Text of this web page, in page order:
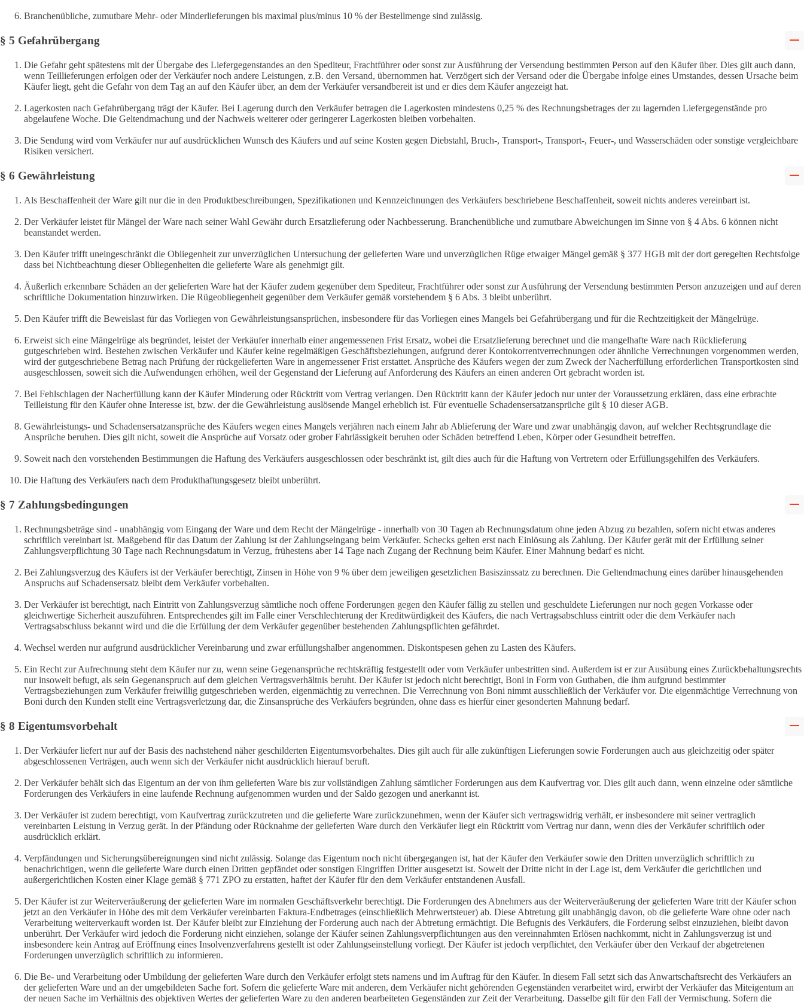
Branchenübliche, zumutbare Mehr- oder Minderlieferungen bis maximal plus/minus 10 % der Bestellmenge sind zulässig.
§ 5 Gefahrübergang
Die Gefahr geht spätestens mit der Übergabe des Liefergegenstandes an den Spediteur, Frachtführer oder sonst zur Ausführung der Versendung bestimmten Person auf den Käufer über. Dies gilt auch dann,
wenn Teillieferungen erfolgen oder der Verkäufer noch andere Leistungen, z.B. den Versand, übernommen hat. Verzögert sich der Versand oder die Übergabe infolge eines Umstandes, dessen Ursache beim
Käufer liegt, geht die Gefahr von dem Tag an auf den Käufer über, an dem der Verkäufer versandbereit ist und er dies dem Käufer angezeigt hat.
Lagerkosten nach Gefahrübergang trägt der Käufer. Bei Lagerung durch den Verkäufer betragen die Lagerkosten mindestens 0,25 % des Rechnungsbetrages der zu lagernden Liefergegenstände pro
abgelaufene Woche. Die Geltendmachung und der Nachweis weiterer oder geringerer Lagerkosten bleiben vorbehalten.
Die Sendung wird vom Verkäufer nur auf ausdrücklichen Wunsch des Käufers und auf seine Kosten gegen Diebstahl, Bruch-, Transport-, Transport-, Feuer-, und Wasserschäden oder sonstige vergleichbare
Risiken versichert.
§ 6 Gewährleistung
Als Beschaffenheit der Ware gilt nur die in den Produktbeschreibungen, Spezifikationen und Kennzeichnungen des Verkäufers beschriebene Beschaffenheit, soweit nichts anderes vereinbart ist.
Der Verkäufer leistet für Mängel der Ware nach seiner Wahl Gewähr durch Ersatzlieferung oder Nachbesserung. Branchenübliche und zumutbare Abweichungen im Sinne von § 4 Abs. 6 können nicht
beanstandet werden.
Den Käufer trifft uneingeschränkt die Obliegenheit zur unverzüglichen Untersuchung der gelieferten Ware und unverzüglichen Rüge etwaiger Mängel gemäß § 377 HGB mit der dort geregelten Rechtsfolge
dass bei Nichtbeachtung dieser Obliegenheiten die gelieferte Ware als genehmigt gilt.
Äußerlich erkennbare Schäden an der gelieferten Ware hat der Käufer zudem gegenüber dem Spediteur, Frachtführer oder sonst zur Ausführung der Versendung bestimmten Person anzuzeigen und auf deren
schriftliche Dokumentation hinzuwirken. Die Rügeobliegenheit gegenüber dem Verkäufer gemäß vorstehendem § 6 Abs. 3 bleibt unberührt.
Den Käufer trifft die Beweislast für das Vorliegen von Gewährleistungsansprüchen, insbesondere für das Vorliegen eines Mangels bei Gefahrübergang und für die Rechtzeitigkeit der Mängelrüge.
Erweist sich eine Mängelrüge als begründet, leistet der Verkäufer innerhalb einer angemessenen Frist Ersatz, wobei die Ersatzlieferung berechnet und die mangelhafte Ware nach Rücklieferung
gutgeschrieben wird. Bestehen zwischen Verkäufer und Käufer keine regelmäßigen Geschäftsbeziehungen, aufgrund derer Kontokorrentverrechnungen oder ähnliche Verrechnungen vorgenommen werden,
wird der gutgeschriebene Betrag nach Prüfung der rückgelieferten Ware in angemessener Frist erstattet. Ansprüche des Käufers wegen der zum Zweck der Nacherfüllung erforderlichen Transportkosten sind
ausgeschlossen, soweit sich die Aufwendungen erhöhen, weil der Gegenstand der Lieferung auf Anforderung des Käufers an einen anderen Ort gebracht worden ist.
Bei Fehlschlagen der Nacherfüllung kann der Käufer Minderung oder Rücktritt vom Vertrag verlangen. Den Rücktritt kann der Käufer jedoch nur unter der Voraussetzung erklären, dass eine erbrachte
Teilleistung für den Käufer ohne Interesse ist, bzw. der die Gewährleistung auslösende Mangel erheblich ist. Für eventuelle Schadensersatzansprüche gilt § 10 dieser AGB.
Gewährleistungs- und Schadensersatzansprüche des Käufers wegen eines Mangels verjähren nach einem Jahr ab Ablieferung der Ware und zwar unabhängig davon, auf welcher Rechtsgrundlage die
Ansprüche beruhen. Dies gilt nicht, soweit die Ansprüche auf Vorsatz oder grober Fahrlässigkeit beruhen oder Schäden betreffend Leben, Körper oder Gesundheit betreffen.
Soweit nach den vorstehenden Bestimmungen die Haftung des Verkäufers ausgeschlossen oder beschränkt ist, gilt dies auch für die Haftung von Vertretern oder Erfüllungsgehilfen des Verkäufers.
Die Haftung des Verkäufers nach dem Produkthaftungsgesetz bleibt unberührt.
§ 7 Zahlungsbedingungen
Rechnungsbeträge sind - unabhängig vom Eingang der Ware und dem Recht der Mängelrüge - innerhalb von 30 Tagen ab Rechnungsdatum ohne jeden Abzug zu bezahlen, sofern nicht etwas anderes
schriftlich vereinbart ist. Maßgebend für das Datum der Zahlung ist der Zahlungseingang beim Verkäufer. Schecks gelten erst nach Einlösung als Zahlung. Der Käufer gerät mit der Erfüllung seiner
Zahlungsverpflichtung 30 Tage nach Rechnungsdatum in Verzug, frühestens aber 14 Tage nach Zugang der Rechnung beim Käufer. Einer Mahnung bedarf es nicht.
Bei Zahlungsverzug des Käufers ist der Verkäufer berechtigt, Zinsen in Höhe von 9 % über dem jeweiligen gesetzlichen Basiszinssatz zu berechnen. Die Geltendmachung eines darüber hinausgehenden
Anspruchs auf Schadensersatz bleibt dem Verkäufer vorbehalten.
Der Verkäufer ist berechtigt, nach Eintritt von Zahlungsverzug sämtliche noch offene Forderungen gegen den Käufer fällig zu stellen und geschuldete Lieferungen nur noch gegen Vorkasse oder
gleichwertige Sicherheit auszuführen. Entsprechendes gilt im Falle einer Verschlechterung der Kreditwürdigkeit des Käufers, die nach Vertragsabschluss eintritt oder die dem Verkäufer nach
Vertragsabschluss bekannt wird und die die Erfüllung der dem Verkäufer gegenüber bestehenden Zahlungspflichten gefährdet.
Wechsel werden nur aufgrund ausdrücklicher Vereinbarung und zwar erfüllungshalber angenommen. Diskontspesen gehen zu Lasten des Käufers.
Ein Recht zur Aufrechnung steht dem Käufer nur zu, wenn seine Gegenansprüche rechtskräftig festgestellt oder vom Verkäufer unbestritten sind. Außerdem ist er zur Ausübung eines Zurückbehaltungsrechts
nur insoweit befugt, als sein Gegenanspruch auf dem gleichen Vertragsverhältnis beruht. Der Käufer ist jedoch nicht berechtigt, Boni in Form von Guthaben, die ihm aufgrund bestimmter
Vertragsbeziehungen zum Verkäufer freiwillig gutgeschrieben werden, eigenmächtig zu verrechnen. Die Verrechnung von Boni nimmt ausschließlich der Verkäufer vor. Die eigenmächtige Verrechnung von
Boni durch den Kunden stellt eine Vertragsverletzung dar, die Zinsansprüche des Verkäufers begründen, ohne dass es hierfür einer gesonderten Mahnung bedarf.
§ 8 Eigentumsvorbehalt
Der Verkäufer liefert nur auf der Basis des nachstehend näher geschilderten Eigentumsvorbehaltes. Dies gilt auch für alle zukünftigen Lieferungen sowie Forderungen auch aus gleichzeitig oder später
abgeschlossenen Verträgen, auch wenn sich der Verkäufer nicht ausdrücklich hierauf beruft.
Der Verkäufer behält sich das Eigentum an der von ihm gelieferten Ware bis zur vollständigen Zahlung sämtlicher Forderungen aus dem Kaufvertrag vor. Dies gilt auch dann, wenn einzelne oder sämtliche
Forderungen des Verkäufers in eine laufende Rechnung aufgenommen wurden und der Saldo gezogen und anerkannt ist.
Der Verkäufer ist zudem berechtigt, vom Kaufvertrag zurückzutreten und die gelieferte Ware zurückzunehmen, wenn der Käufer sich vertragswidrig verhält, er insbesondere mit seiner vertraglich
vereinbarten Leistung in Verzug gerät. In der Pfändung oder Rücknahme der gelieferten Ware durch den Verkäufer liegt ein Rücktritt vom Vertrag nur dann, wenn dies der Verkäufer schriftlich oder
ausdrücklich erklärt.
Verpfändungen und Sicherungsübereignungen sind nicht zulässig. Solange das Eigentum noch nicht übergegangen ist, hat der Käufer den Verkäufer sowie den Dritten unverzüglich schriftlich zu
benachrichtigen, wenn die gelieferte Ware durch einen Dritten gepfändet oder sonstigen Eingriffen Dritter ausgesetzt ist. Soweit der Dritte nicht in der Lage ist, dem Verkäufer die gerichtlichen und
außergerichtlichen Kosten einer Klage gemäß § 771 ZPO zu erstatten, haftet der Käufer für den dem Verkäufer entstandenen Ausfall.
Der Käufer ist zur Weiterveräußerung der gelieferten Ware im normalen Geschäftsverkehr berechtigt. Die Forderungen des Abnehmers aus der Weiterveräußerung der gelieferten Ware tritt der Käufer schon
jetzt an den Verkäufer in Höhe des mit dem Verkäufer vereinbarten Faktura-Endbetrages (einschließlich Mehrwertsteuer) ab. Diese Abtretung gilt unabhängig davon, ob die gelieferte Ware ohne oder nach
Verarbeitung weiterverkauft worden ist. Der Käufer bleibt zur Einziehung der Forderung auch nach der Abtretung ermächtigt. Die Befugnis des Verkäufers, die Forderung selbst einzuziehen, bleibt davon
unberührt. Der Verkäufer wird jedoch die Forderung nicht einziehen, solange der Käufer seinen Zahlungsverpflichtungen aus den vereinnahmten Erlösen nachkommt, nicht in Zahlungsverzug ist und
insbesondere kein Antrag auf Eröffnung eines Insolvenzverfahrens gestellt ist oder Zahlungseinstellung vorliegt. Der Käufer ist jedoch verpflichtet, den Verkäufer über den Verkauf der abgetretenen
Forderungen unverzüglich schriftlich zu informieren.
Die Be- und Verarbeitung oder Umbildung der gelieferten Ware durch den Verkäufer erfolgt stets namens und im Auftrag für den Käufer. In diesem Fall setzt sich das Anwartschaftsrecht des Verkäufers an
der gelieferten Ware und an der umgebildeten Sache fort. Sofern die gelieferte Ware mit anderen, dem Verkäufer nicht gehörenden Gegenständen verarbeitet wird, erwirbt der Verkäufer das Miteigentum an
der neuen Sache im Verhältnis des objektiven Wertes der gelieferten Ware zu den anderen bearbeiteten Gegenständen zur Zeit der Verarbeitung. Dasselbe gilt für den Fall der Vermischung. Sofern die